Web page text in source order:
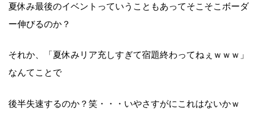
夏休み最後のイベントっていうこともあってそこそこボーダ
ー伸びるのか？
それか、「夏休みリア充しすぎて宿題終わってねぇｗｗｗ」
なんてことで
後半失速するのか？笑・・・いやさすがにこれはないかｗ